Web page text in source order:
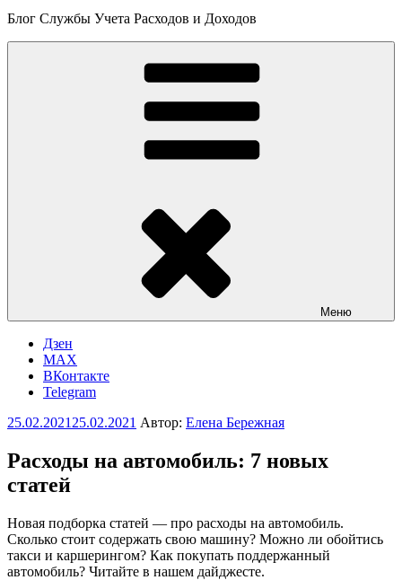
Блог Службы Учета Расходов и Доходов
Меню
Дзен
MAX
ВКонтакте
Telegram
Опубликовано
25.02.2021 25.02.2021 Автор: Елена Бережная
Расходы на автомобиль: 7 новых
статей
Новая подборка статей — про расходы на автомобиль.
Сколько стоит содержать свою машину? Можно ли обойтись
такси и каршерингом? Как покупать поддержанный
автомобиль? Читайте в нашем дайджесте.